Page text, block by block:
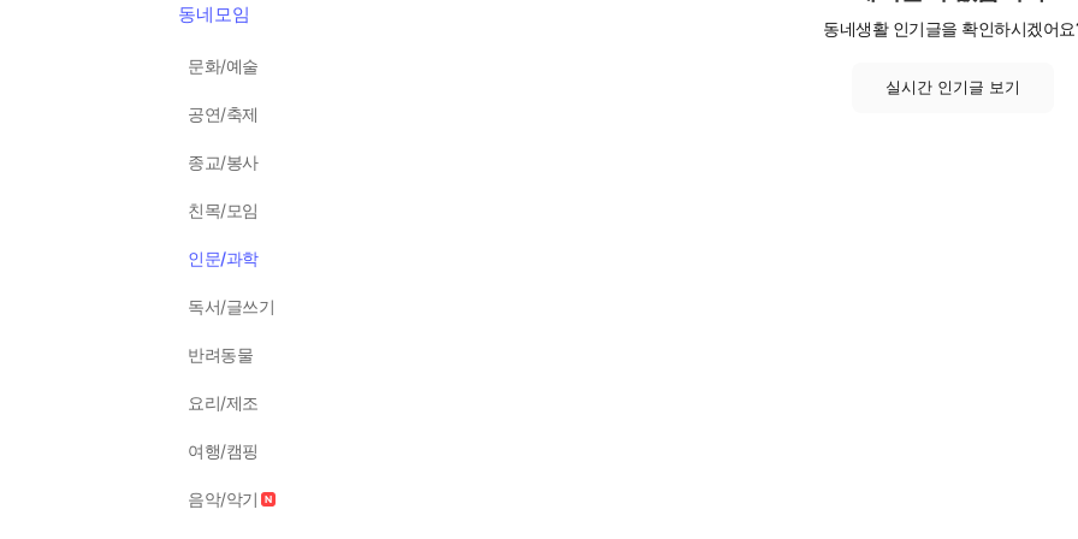
동네모임
문화/예술
공연/축제
종교/봉사
친목/모임
인문/과학
독서/글쓰기
반려동물
요리/제조
여행/캠핑
음악/악기
동네생활 인기글을 확인하시겠어요
실시간 인기글 보기